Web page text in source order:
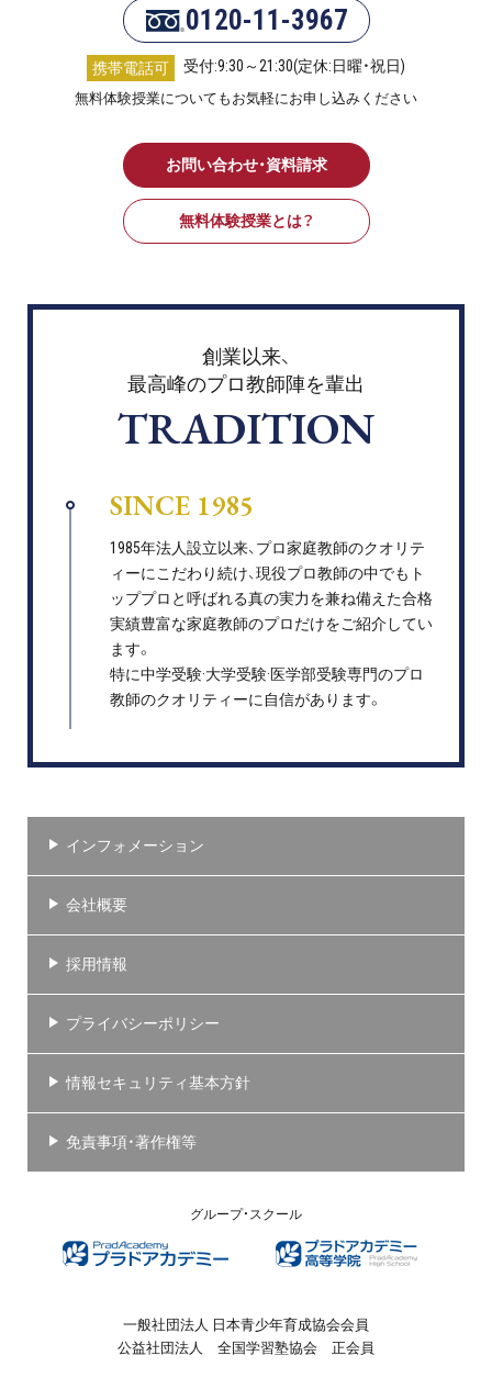
0120-11-3967
携帯電話可 受付:9:30～21:30(定休:日曜・祝日)
無料体験授業についてもお気軽にお申し込みください
お問い合わせ・資料請求
無料体験授業とは？
創業以来、
最高峰のプロ教師陣を輩出
TRADITION
SINCE 1985
1985年法人設立以来、プロ家庭教師のクオリテ
ィーにこだわり続け、現役プロ教師の中でもト
ッププロと呼ばれる真の実力を兼ね備えた合格
実績豊富な家庭教師のプロだけをご紹介してい
ます。
特に中学受験·大学受験·医学部受験専門のプロ
教師のクオリティーに自信があります。
インフォメーション
会社概要
採用情報
プライバシーポリシー
情報セキュリティ基本方針
免責事項・著作権等
グループ・スクール
一般社団法人 日本青少年育成協会会員
公益社団法人 全国学習塾協会 正会員